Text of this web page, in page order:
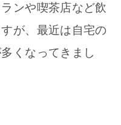
ンや喫茶店など飲
が、最近は自宅の
くなってきまし